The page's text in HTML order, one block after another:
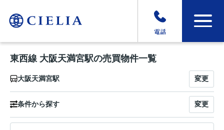
電話
東西線 大阪天満宮駅の売買物件一覧
大阪天満宮駅 変更
条件から探す 変更